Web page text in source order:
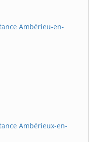
Ambérieu-en-
Ambérieux-en-